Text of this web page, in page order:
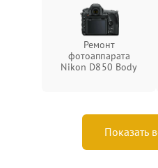
Ремонт
фотоаппарата
Nikon D850 Body
Показать